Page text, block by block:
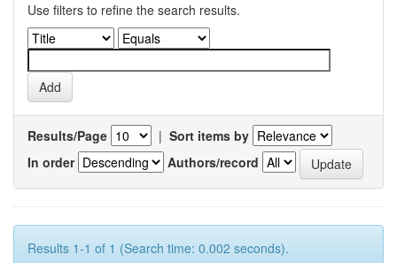
Use filters to refine the search results.
Results/Page | Sort items by
In order
Authors/record
Results 1-1 of 1 (Search time: 0.002 seconds).